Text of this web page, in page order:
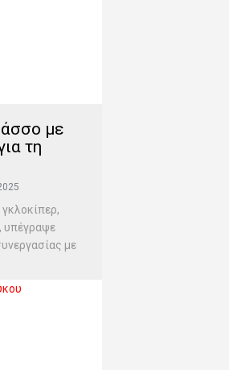
άσσο με
τη
υπέγραψε
με